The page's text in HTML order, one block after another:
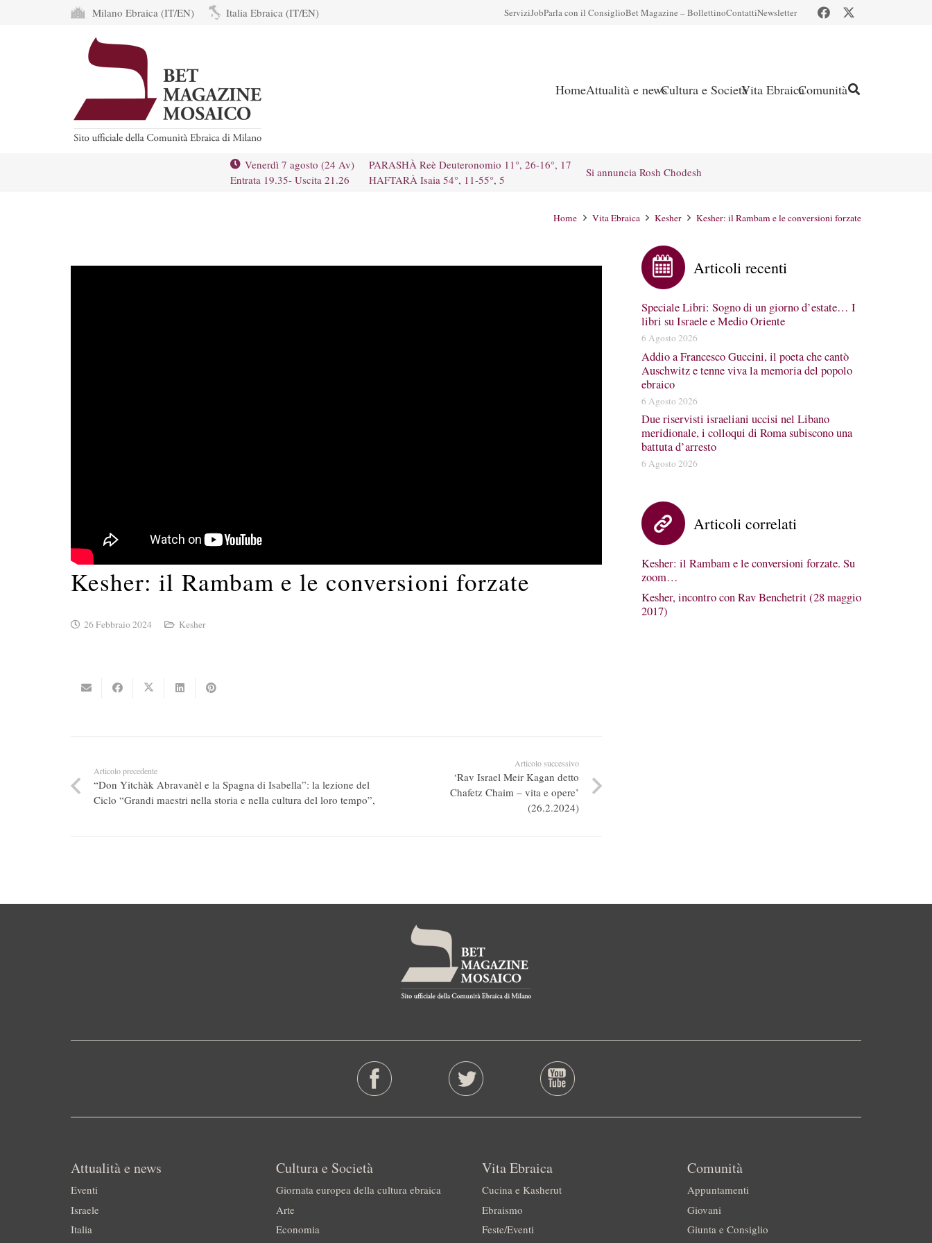
Milano Ebraica (IT/EN) Italia Ebraica (IT/EN) ServiziJobParla con il ConsiglioBet Magazine – BollettinoContattiNewsletter
HomeAttualità e newsCultura e SocietàVita EbraicaComunità
Venerdì 7 agosto (24 Av)
Entrata 19.35- Uscita 21.26
PARASHÀ Reè Deuteronomio 11°, 26-16°, 17
HAFTARÀ Isaia 54°, 11-55°, 5
Si annuncia Rosh Chodesh
Home Vita Ebraica Kesher Kesher: il Rambam e le conversioni forzate
Kesher: il Rambam e le conversioni forzate
26 Febbraio 2024 Kesher
Articolo precedente
“Don Yitchàk Abravanèl e la Spagna di Isabella”: la lezione del
Ciclo “Grandi maestri nella storia e nella cultura del loro tempo”,
Articolo successivo
‘Rav Israel Meir Kagan detto
Chafetz Chaim – vita e opere’
(26.2.2024)
Articoli recenti
Speciale Libri: Sogno di un giorno d’estate… I
libri su Israele e Medio Oriente
6 Agosto 2026
Addio a Francesco Guccini, il poeta che cantò
Auschwitz e tenne viva la memoria del popolo
ebraico
6 Agosto 2026
Due riservisti israeliani uccisi nel Libano
meridionale, i colloqui di Roma subiscono una
battuta d’arresto
6 Agosto 2026
Articoli correlati
Kesher: il Rambam e le conversioni forzate. Su
zoom…
Kesher, incontro con Rav Benchetrit (28 maggio
2017)
Attualità e news
Eventi
Israele
Italia
Cultura e Società
Giornata europea della cultura ebraica
Arte
Economia
Vita Ebraica
Cucina e Kasherut
Ebraismo
Feste/Eventi
Comunità
Appuntamenti
Giovani
Giunta e Consiglio